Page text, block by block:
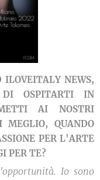
ILOVEITALY NEWS,
OSPITARTI IN
AI NOSTRI
MEGLIO, QUANDO
PER L'ARTE
PER TE?
Io sono